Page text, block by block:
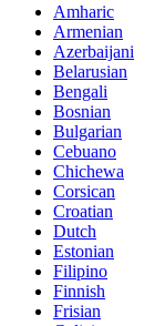
Amharic
Armenian
Azerbaijani
Belarusian
Bengali
Bosnian
Bulgarian
Cebuano
Chichewa
Corsican
Croatian
Dutch
Estonian
Filipino
Finnish
Frisian